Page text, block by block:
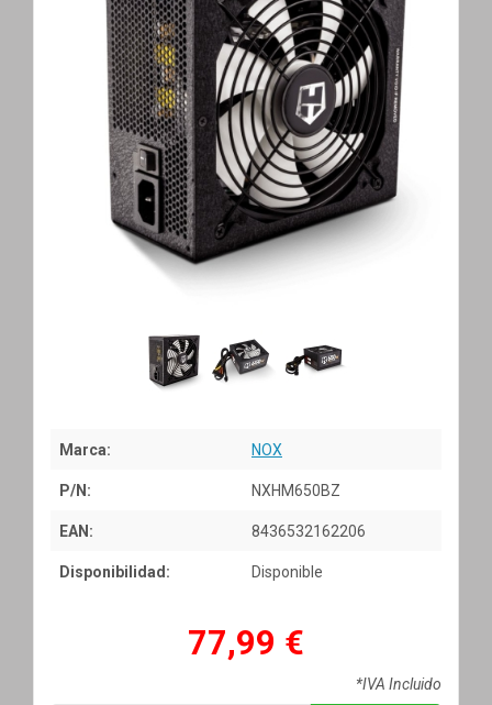
Marca: NOX
P/N: NXHM650BZ
EAN: 8436532162206
Disponibilidad: Disponible
77,99 €
*IVA Incluido